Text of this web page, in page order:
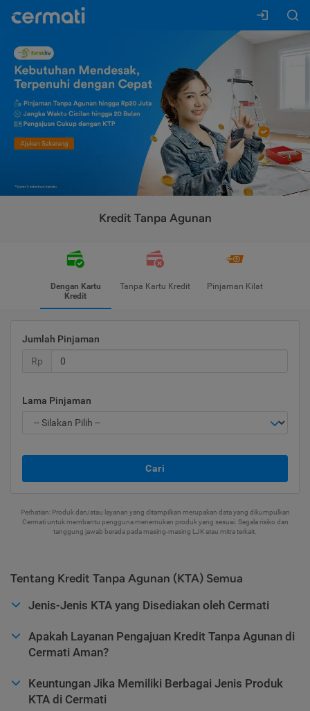
Kredit Tanpa Agunan
Dengan Kartu
Kredit
Tanpa Kartu Kredit Pinjaman Kilat
Jumlah Pinjaman
Rp
Lama Pinjaman
Cari
Perhatian: Produk dan/atau layanan yang ditampilkan merupakan data yang dikumpulkan
Cermati untuk membantu pengguna menemukan produk yang sesuai. Segala risiko dan
tanggung jawab berada pada masing-masing LJK atau mitra terkait.
Tentang Kredit Tanpa Agunan (KTA) Semua
Jenis-Jenis KTA yang Disediakan oleh Cermati
Apakah Layanan Pengajuan Kredit Tanpa Agunan di
Cermati Aman?
Keuntungan Jika Memiliki Berbagai Jenis Produk
KTA di Cermati